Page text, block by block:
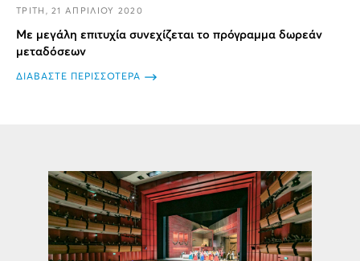
ΤΡΙΤΗ, 21 ΑΠΡΙΛΙΟΥ 2020
Με μεγάλη επιτυχία συνεχίζεται το πρόγραμμα δωρεάν
μεταδόσεων
ΔΙΑΒΑΣΤΕ ΠΕΡΙΣΣΟΤΕΡΑ